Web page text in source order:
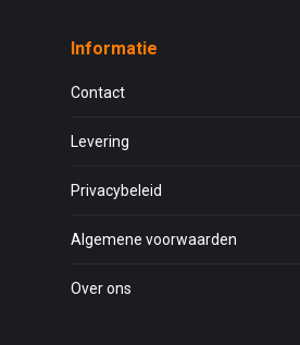
Informatie
Contact
Levering
Privacybeleid
Algemene voorwaarden
Over ons